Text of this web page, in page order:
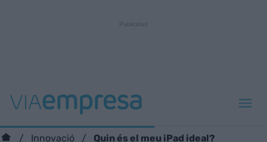
Innovació Quin és el meu iPad ideal?